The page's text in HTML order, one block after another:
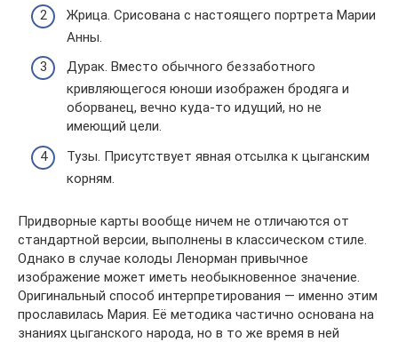
Жрица. Срисована с настоящего портрета Марии
Анны.
Дурак. Вместо обычного беззаботного
кривляющегося юноши изображен бродяга и
оборванец, вечно куда-то идущий, но не
имеющий цели.
Тузы. Присутствует явная отсылка к цыганским
корням.
Придворные карты вообще ничем не отличаются от
стандартной версии, выполнены в классическом стиле.
Однако в случае колоды Ленорман привычное
изображение может иметь необыкновенное значение.
Оригинальный способ интерпретирования — именно этим
прославилась Мария. Её методика частично основана на
знаниях цыганского народа, но в то же время в ней